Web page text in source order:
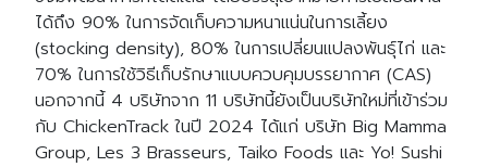
ได้ถึง 90% ในการจัดเก็บความหนาแน่นในการเลี้ยง
(stocking density), 80% ในการเปลี่ยนแปลงพันธุ์ไก่ และ
70% ในการใช้วิธีเก็บรักษาแบบควบคุมบรรยากาศ (CAS)
นอกจากนี้ 4 บริษัทจาก 11 บริษัทนี้ยังเป็นบริษัทใหม่ที่เข้าร่วม
กับ ChickenTrack ในปี 2024 ได้แก่ บริษัท Big Mamma
Group, Les 3 Brasseurs, Taiko Foods และ Yo! Sushi